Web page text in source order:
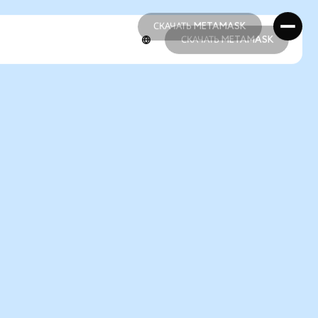
СКАЧАТЬ METAMASK
СКАЧАТЬ METAMASK
СКАЧАТЬ METAMASK